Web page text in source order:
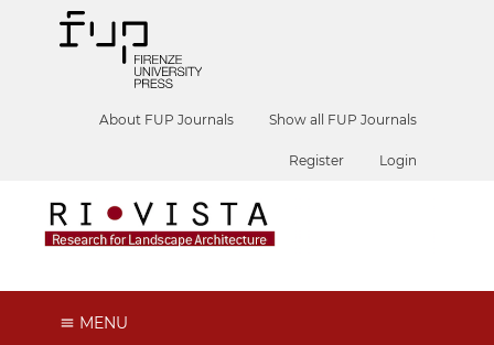
About FUP Journals Show all FUP Journals
Register Login
MENU